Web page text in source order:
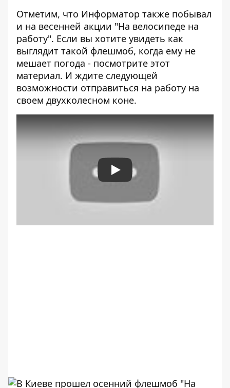
Отметим, что Информатор также побывал
и на весенней акции "На велосипеде на
работу". Если вы хотите увидеть как
выглядит такой флешмоб, когда ему не
мешает погода - посмотрите этот
материал. И ждите следующей
возможности отправиться на работу на
своем двухколесном коне.
Play